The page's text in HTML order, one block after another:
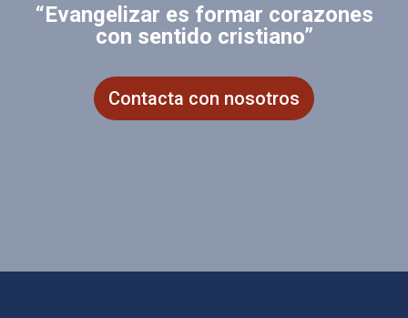
“Evangelizar es formar corazones
con sentido cristiano”
Contacta con nosotros